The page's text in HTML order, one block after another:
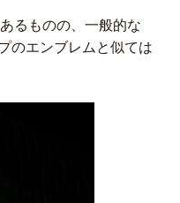
るものの、一般的な
のエンブレムと似ては